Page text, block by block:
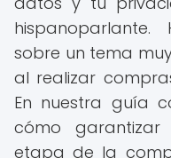
sobre un tema
al realizar
En nuestra guía
cómo
etapa de la